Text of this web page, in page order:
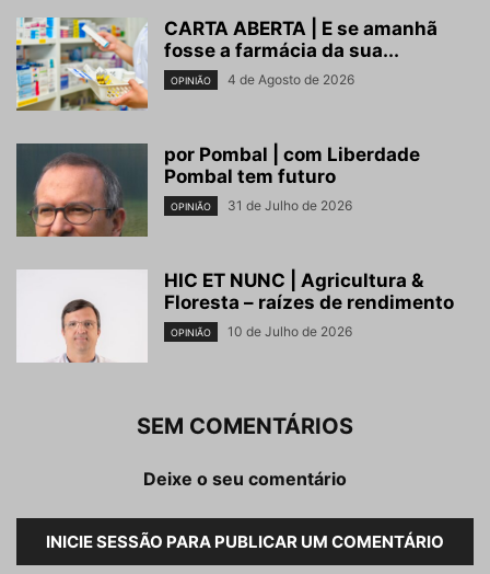
CARTA ABERTA | E se amanhã
fosse a farmácia da sua...
OPINIÃO 4 de Agosto de 2026
por Pombal | com Liberdade
Pombal tem futuro
OPINIÃO 31 de Julho de 2026
HIC ET NUNC | Agricultura &
Floresta – raízes de rendimento
OPINIÃO 10 de Julho de 2026
SEM COMENTÁRIOS
Deixe o seu comentário
INICIE SESSÃO PARA PUBLICAR UM COMENTÁRIO